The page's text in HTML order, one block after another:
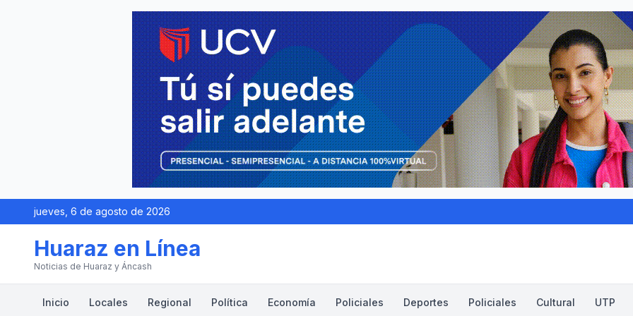
jueves, 6 de agosto de 2026
Huaraz en Línea
Noticias de Huaraz y Áncash
Inicio Locales Regional Política Economía Policiales Deportes Policiales Cultural UTP